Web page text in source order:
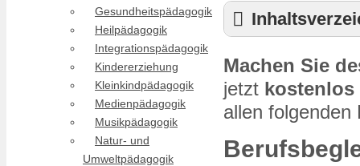
Duales Studium
Sozialpädagogik
Machen Sie
jetzt kostenlos
allen folgenden
Gesundheitspädagogik
Heilpädagogik
Integrationspädagogik
Kindererziehung
Kleinkindpädagogik
Medienpädagogik
Musikpädagogik
Natur- und
Umweltpädagogik